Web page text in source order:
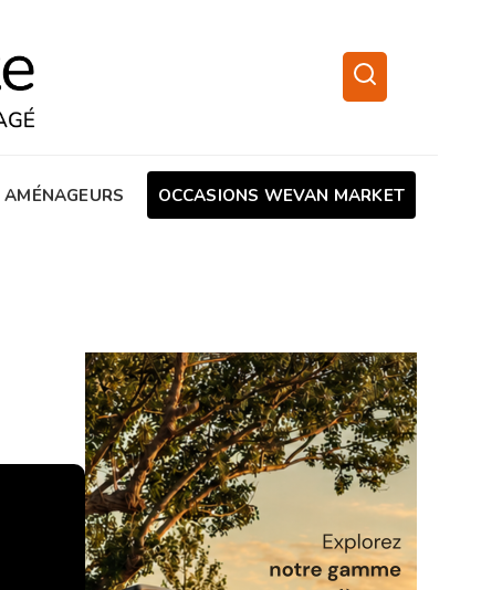
AMÉNAGEURS OCCASIONS WEVAN MARKET